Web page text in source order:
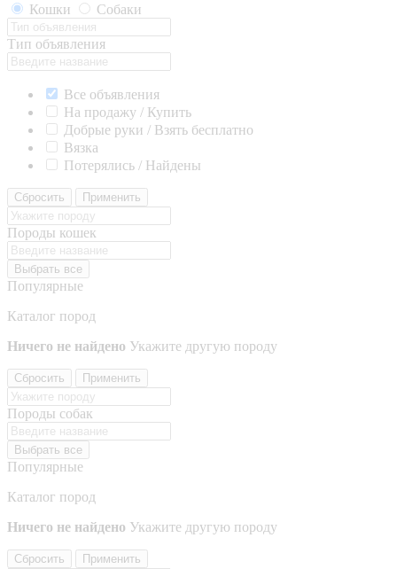
Кошки
Собаки
Тип объявления
Все объявления
На продажу / Купить
Добрые руки / Взять бесплатно
Вязка
Потерялись / Найдены
Сбросить Применить
Породы кошек
Выбрать все
Популярные
Каталог пород
Ничего не найдено Укажите другую породу
Сбросить Применить
Породы собак
Выбрать все
Популярные
Каталог пород
Ничего не найдено Укажите другую породу
Сбросить Применить